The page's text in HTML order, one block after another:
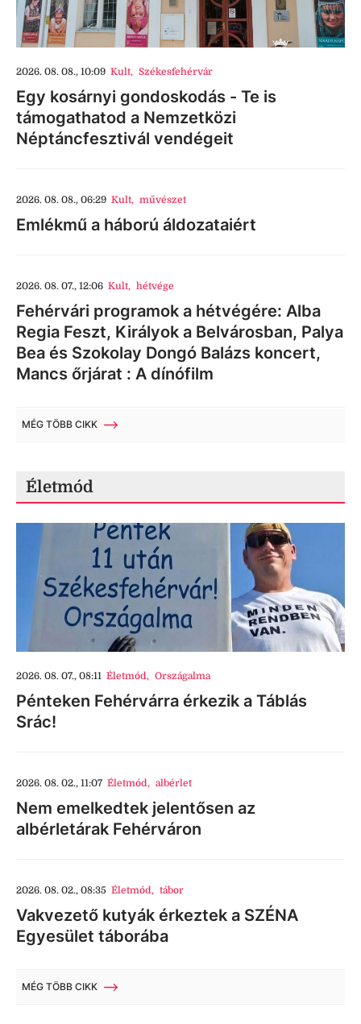
2026. 08. 08., 10:09 Kult, Székesfehérvár
Egy kosárnyi gondoskodás - Te is
támogathatod a Nemzetközi
Néptáncfesztivál vendégeit
2026. 08. 08., 06:29 Kult, művészet
Emlékmű a háború áldozataiért
2026. 08. 07., 12:06 Kult, hétvége
Fehérvári programok a hétvégére: Alba
Regia Feszt, Királyok a Belvárosban, Palya
Bea és Szokolay Dongó Balázs koncert,
Mancs őrjárat : A dínófilm
MÉG TÖBB CIKK
Életmód
2026. 08. 07., 08:11 Életmód, Országalma
Pénteken Fehérvárra érkezik a Táblás
Srác!
2026. 08. 02., 11:07 Életmód, albérlet
Nem emelkedtek jelentősen az
albérletárak Fehérváron
2026. 08. 02., 08:35 Életmód, tábor
Vakvezető kutyák érkeztek a SZÉNA
Egyesület táborába
MÉG TÖBB CIKK